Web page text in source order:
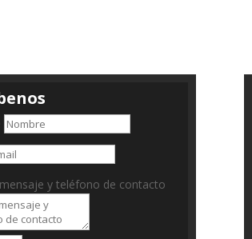
y teléfono de contacto